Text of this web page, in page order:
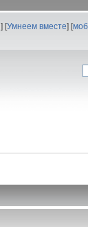
] [Умнеем вместе] [